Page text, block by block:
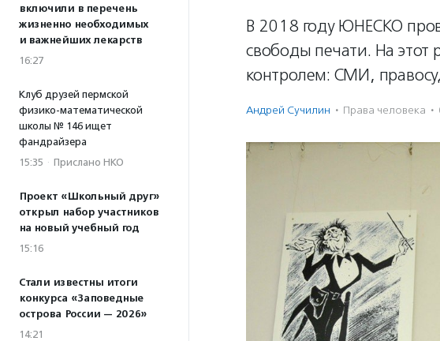
включили в перечень
жизненно необходимых
и важнейших лекарств
16:27
Клуб друзей пермской
физико-математической
школы № 146 ищет
фандрайзера
15:35 · Прислано НКО
Проект «Школьный друг»
открыл набор участников
на новый учебный год
15:16
Стали известны итоги
конкурса «Заповедные
острова России — 2026»
14:21
В 2018 году ЮНЕСКО
свободы печати. На этот
контролем: СМИ,
Андрей Сучилин · Права человека ·